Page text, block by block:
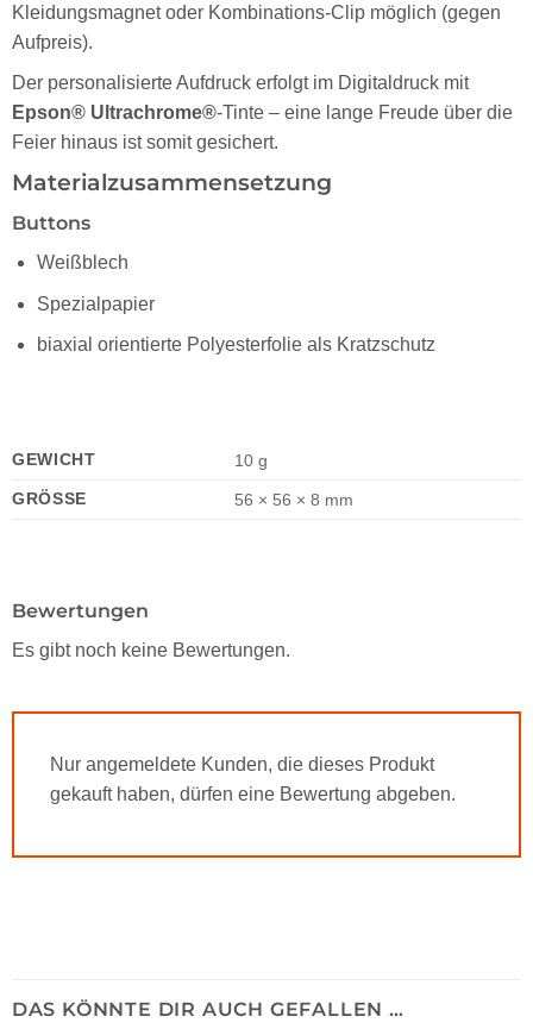
Kleidungsmagnet oder Kombinations-Clip möglich (gegen
Aufpreis).
Der personalisierte Aufdruck erfolgt im Digitaldruck mit
Epson® Ultrachrome®-Tinte – eine lange Freude über die
Feier hinaus ist somit gesichert.
Materialzusammensetzung
Buttons
Weißblech
Spezialpapier
biaxial orientierte Polyesterfolie als Kratzschutz
GEWICHT
10 g
GRÖSSE
56 × 56 × 8 mm
Bewertungen
Es gibt noch keine Bewertungen.
Nur angemeldete Kunden, die dieses Produkt
gekauft haben, dürfen eine Bewertung abgeben.
DAS KÖNNTE DIR AUCH GEFALLEN …